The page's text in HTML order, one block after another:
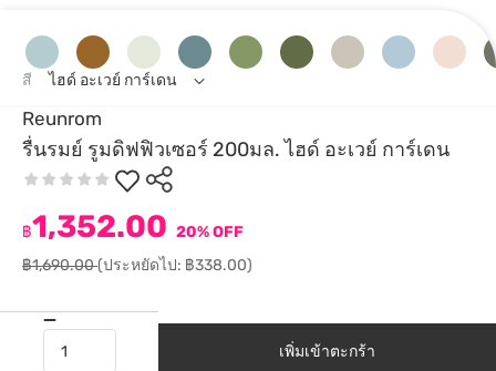
Reunrom
รื่นรมย์ รูมดิฟฟิวเซอร์ 200มล. ไฮด์ อะเวย์ การ์เดน
฿1,352.00 20% OFF
฿1,690.00(ประหยัดไป: ฿338.00)
สี ไฮด์ อะเวย์ การ์เดน
เพิ่มเข้าตะกร้า